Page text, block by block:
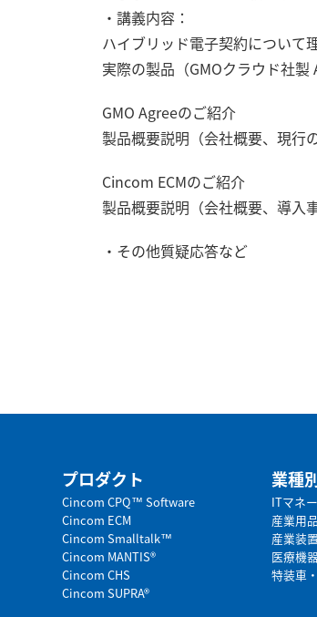
・講義内容：
ハイブリッド電子契約について
実際の製品（GMOクラウド社製
GMO Agreeのご紹介
製品概要説明（会社概要、現
Cincom ECMのご紹介
製品概要説明（会社概要、導
・その他質疑応答など
プロダクト
Cincom CPQ™ Software
Cincom ECM
Cincom Smalltalk™
Cincom MANTIS®
Cincom CHS
Cincom SUPRA®
業種
ITマネ
産業用
産業装
医療機
特装車